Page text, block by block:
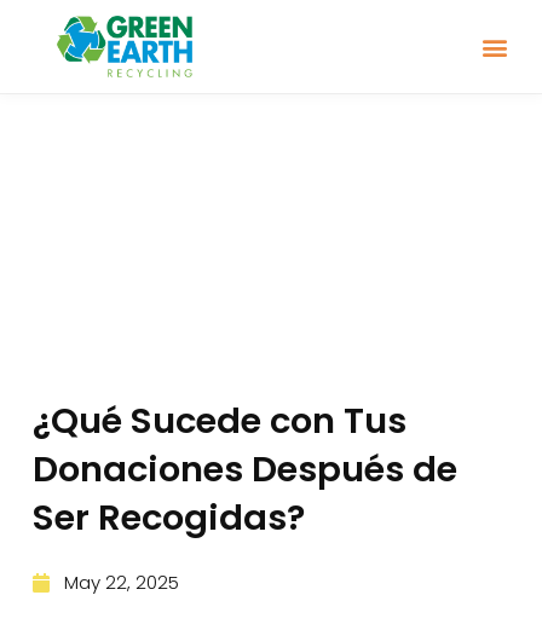
¿Qué Sucede con Tus
Donaciones Después de
Ser Recogidas?
May 22, 2025